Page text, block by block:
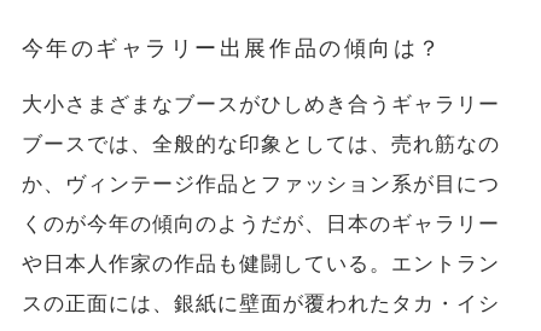
今年のギャラリー出展作品の傾向は？
大小さまざまなブースがひしめき合うギャラリー
ブースでは、全般的な印象としては、売れ筋なの
か、ヴィンテージ作品とファッション系が目につ
くのが今年の傾向のようだが、日本のギャラリー
や日本人作家の作品も健闘している。エントラン
スの正面には、銀紙に壁面が覆われたタカ・イシ